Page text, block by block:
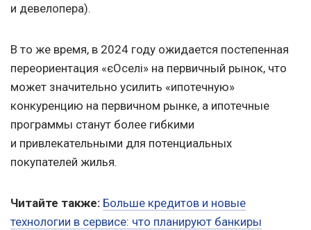
и девелопера).
В то же время, в 2024 году ожидается постепенная
переориентация «єОселі» на первичный рынок, что
может значительно усилить «ипотечную»
конкуренцию на первичном рынке, а ипотечные
программы станут более гибкими
и привлекательными для потенциальных
покупателей жилья.
Читайте также: Больше кредитов и новые
технологии в сервисе: что планируют банкиры